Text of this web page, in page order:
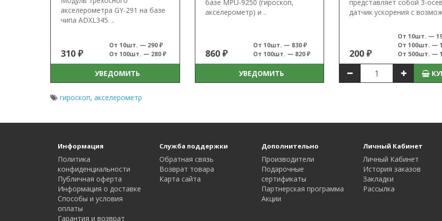
акселерометра GY-291 на базе
чипа ADXL345. ..
310 ₽
От 10шт. — 290 ₽
От 100шт. — 280 ₽
УВЕДОМИТЬ
базе MPU-9250 (гироскоп,
акселерометр) и ..
860 ₽
От 10шт. — 830 ₽
От 100шт. — 820 ₽
УВЕДОМИТЬ
представляет собой 3-
датчик ускорения с
200 ₽
От 10шт. —
От 100шт. —
От 500шт. —
гироскоп, акселерометр
Информация
Политика
конфиденциальности
Публичная оферта
Информация о доставке
Способы и условия
оплаты
Гарантия и возврат
Служба поддержки
Обратная связь
Возврат товара
Карта сайта
Дополнительно
Производители
Подарочные
сертификаты
Партнерская программа
Акции
Личный Кабинет
Личный Кабинет
История заказов
Закладки
Рассылка